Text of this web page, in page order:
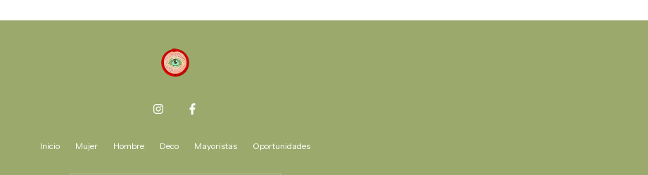
Inicio Mujer Hombre Deco Mayoristas Oportunidades